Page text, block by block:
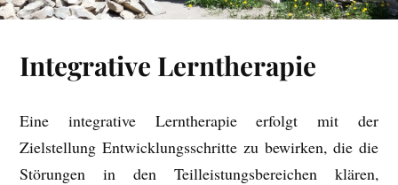
Integrative Lerntherapie
Eine integrative Lerntherapie erfolgt mit der
Zielstellung Entwicklungsschritte zu bewirken, die die
Störungen in den Teilleistungsbereichen klären,